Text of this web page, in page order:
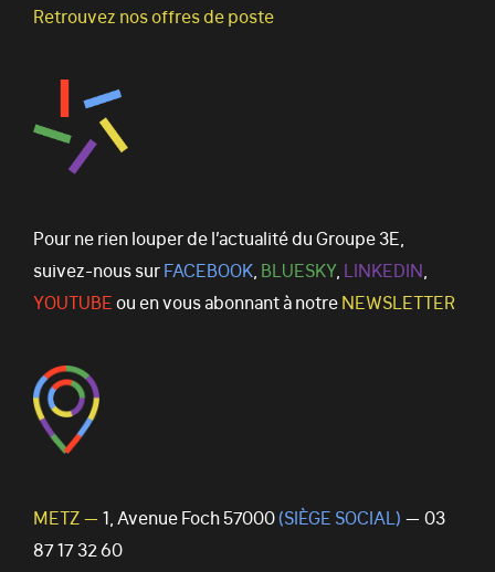
Retrouvez nos offres de poste
Pour ne rien louper de l’actualité du Groupe 3E,
suivez-nous surFACEBOOK, BLUESKY, LINKEDIN,
YOUTUBEou en vous abonnant à notreNEWSLETTER
METZ — 1, Avenue Foch 57000(SIÈGE SOCIAL) — 03
87 17 32 60